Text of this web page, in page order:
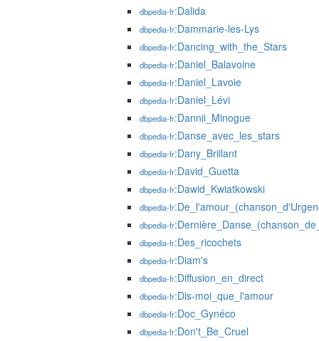
dbpedia-fr:Dalida
dbpedia-fr:Dammarie-les-Lys
dbpedia-fr:Dancing_with_the_Stars
dbpedia-fr:Daniel_Balavoine
dbpedia-fr:Daniel_Lavoie
dbpedia-fr:Daniel_Lévi
dbpedia-fr:Dannii_Minogue
dbpedia-fr:Danse_avec_les_stars
dbpedia-fr:Dany_Brillant
dbpedia-fr:David_Guetta
dbpedia-fr:Dawid_Kwiatkowski
dbpedia-fr
dbpedia-fr
dbpedia-fr:Des_ricochets
dbpedia-fr:Diam's
dbpedia-fr:Diffusion_en_direct
dbpedia-fr:Dis-moi_que_l'amour
dbpedia-fr:Doc_Gynéco
dbpedia-fr:Don't_Be_Cruel